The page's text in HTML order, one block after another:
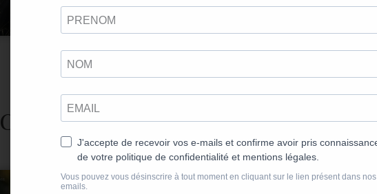
Ces titres pourraient aussi vous